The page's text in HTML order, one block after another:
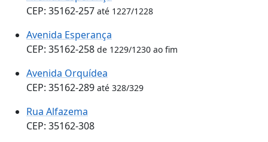
CEP: 35162-257 até 1227/1228
Avenida Esperança
CEP: 35162-258 de 1229/1230 ao fim
Avenida Orquídea
CEP: 35162-289 até 328/329
Rua Alfazema
CEP: 35162-308